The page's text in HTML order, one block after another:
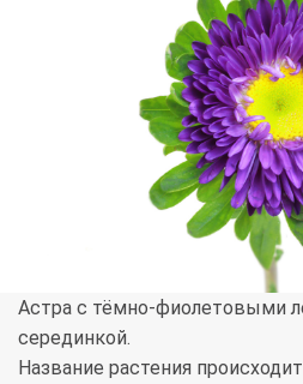
Астра с тёмно-фиолетовыми
серединкой.
Название растения